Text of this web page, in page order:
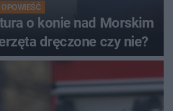
o konie nad Morskim
dręczone czy nie?